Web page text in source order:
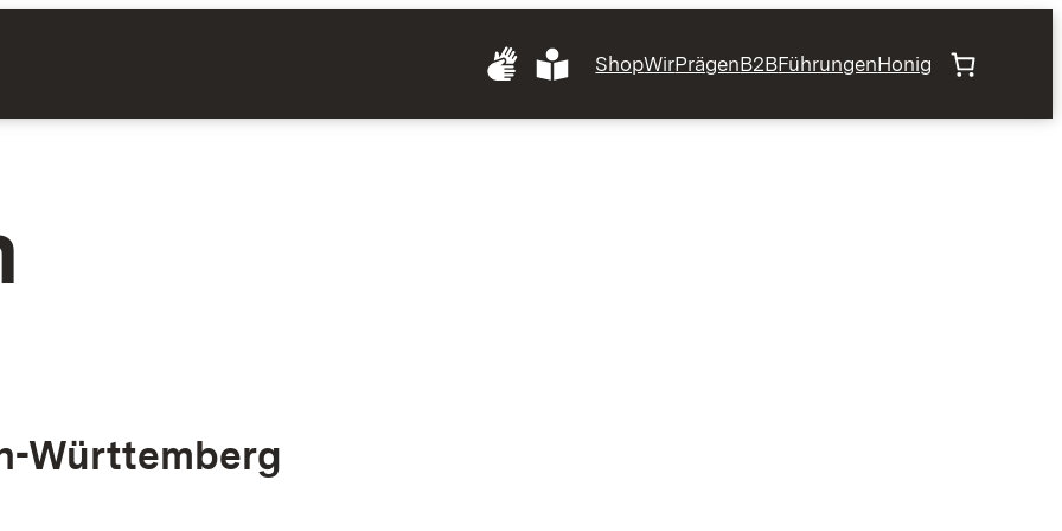
ShopWirPrägenB2BFührungenHonig
Württemberg